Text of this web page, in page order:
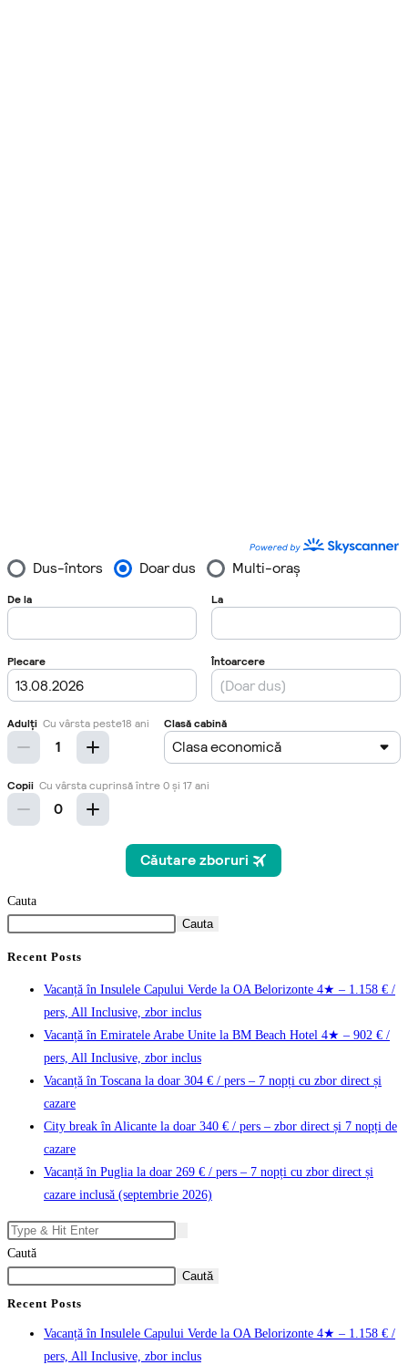
Cauta
Cauta
Recent Posts
Vacanță în Insulele Capului Verde la OA Belorizonte 4★ – 1.158 € /
pers, All Inclusive, zbor inclus
Vacanță în Emiratele Arabe Unite la BM Beach Hotel 4★ – 902 € /
pers, All Inclusive, zbor inclus
Vacanță în Toscana la doar 304 € / pers – 7 nopți cu zbor direct și
cazare
City break în Alicante la doar 340 € / pers – zbor direct și 7 nopți de
cazare
Vacanță în Puglia la doar 269 € / pers – 7 nopți cu zbor direct și
cazare inclusă (septembrie 2026)
Caută
Caută
Recent Posts
Vacanță în Insulele Capului Verde la OA Belorizonte 4★ – 1.158 € /
pers, All Inclusive, zbor inclus